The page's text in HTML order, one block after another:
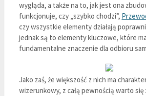
wygląda, a także na to, jak jest ona
funkcjonuje, czy „szybko chodzi”,
czy wszystkie elementy działają
jednak są to elementy kluczowe, które
fundamentalne znaczenie dla odbioru
Jako zaś, że większość z nich ma
wizerunkowy, z całą pewnością warto